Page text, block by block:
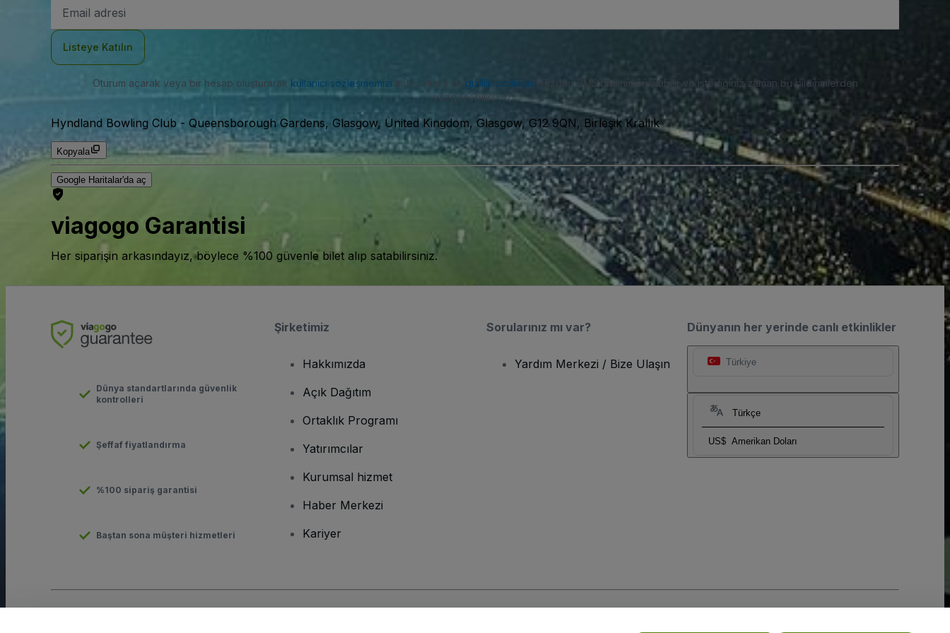
posta
Listeye Katılın
Oturum açarak veya bir hesap oluşturarak kullanıcı sözleşmemizi kabul etmiş ve gizlilik politikası . Bizden SMS bildirimleri alabilir ve istediğiniz zaman bu bildirimlerden
vazgeçebilirsiniz.
Hyndland Bowling Club - Queensborough Gardens, Glasgow, United Kingdom, Glasgow, G12 9QN, Birleşik Krallık
Kopyala
Google Haritalar'da aç
viagogo Garantisi
Her siparişin arkasındayız, böylece %100 güvenle bilet alıp satabilirsiniz.
Dünyanın her yerinde canlı etkinlikler
Türkiye
Türkçe
US$ Amerikan Doları
Dünya standartlarında güvenlik
kontrolleri
Şeffaf fiyatlandırma
%100 sipariş garantisi
Baştan sona müşteri hizmetleri
Şirketimiz
Hakkımızda
Açık Dağıtım
Ortaklık Programı
Yatırımcılar
Kurumsal hizmet
Haber Merkezi
Kariyer
Sorularınız mı var?
Yardım Merkezi / Bize Ulaşın